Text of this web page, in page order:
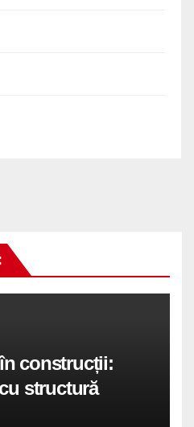
construcții:
structură